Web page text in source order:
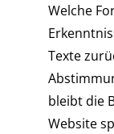
Welche
Texte
bleibt die
Website